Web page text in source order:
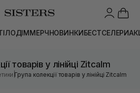
ДІММЕРЧНОВИНКИБЕСТСЕЛЕРИ
товарів у лінійці Zitcalm
|Група колекції товарів у лінійці Zitcalm